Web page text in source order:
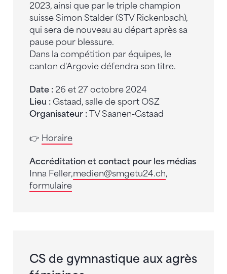
2023, ainsi que par le triple champion
suisse Simon Stalder (STV Rickenbach),
qui sera de nouveau au départ après sa
pause pour blessure.
Dans la compétition par équipes, le
canton d'Argovie défendra son titre.
Date : 26 et 27 octobre 2024
Lieu : Gstaad, salle de sport OSZ
Organisateur : TV Saanen-Gstaad
👉 Horaire
Accréditation et contact pour les médias
Inna Feller,medien@smgetu24.ch,
formulaire
CS de gymnastique aux agrès